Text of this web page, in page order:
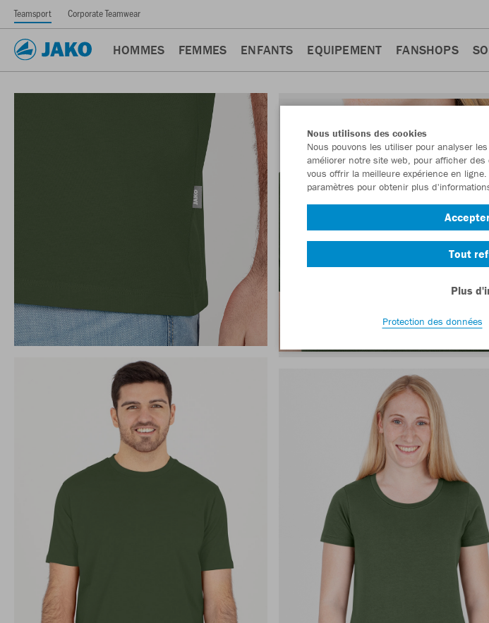
Teamsport Corporate Teamwear
HOMMES FEMMES ENFANTS EQUIPEMENT FANSHOPS
Nous utilisons des cookies
Nous pouvons les utiliser pour analyser
améliorer notre site web, pour afficher
vous offrir la meilleure expérience en
paramètres pour obtenir plus
Tout
Plus
Protection des données